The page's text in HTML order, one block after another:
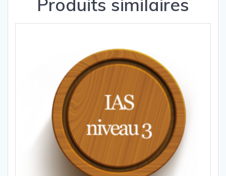
Produits similaires